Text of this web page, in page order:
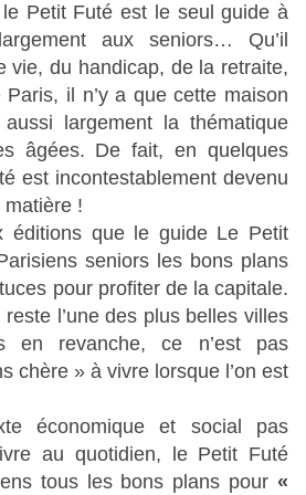
le Petit Futé est le seul guide à
aux seniors… Qu’il
vie, du handicap, de la retraite,
il n’y a que cette maison
largement la thématique
âgées. De fait, en quelques
est incontestablement devenu
!
éditions que le guide Le Petit
seniors les bons plans
pour profiter de la capitale.
l’une des plus belles villes
en revanche, ce n’est pas
chère » à vivre lorsque l’on est
économique et social pas
au quotidien, le Petit Futé
tous les bons plans pour «